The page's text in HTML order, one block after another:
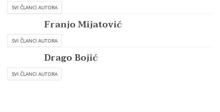
SVI ČLANCI AUTORA
Franjo Mijatović
SVI ČLANCI AUTORA
Drago Bojić
SVI ČLANCI AUTORA